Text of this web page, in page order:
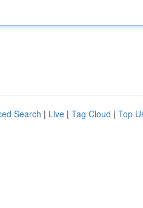
Search | Live | Tag Cloud | Top